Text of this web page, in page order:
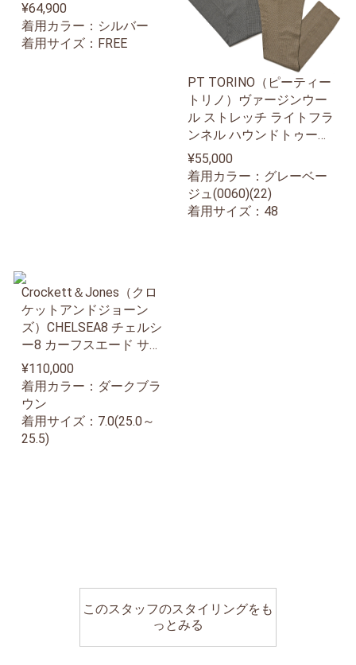
¥64,900
着用カラー：シルバー
着用サイズ：FREE
PT TORINO（ピーティー
トリノ）ヴァージンウー
ル ストレッチ ライトフラ
ンネル ハウンドトゥース
1プリーツ パンツ GENTL
EMAN FIT
¥55,000
着用カラー：グレーベー
ジュ(0060)(22)
着用サイズ：48
Crockett＆Jones（クロ
ケットアンドジョーン
ズ）CHELSEA8 チェルシ
ー8 カーフスエード サイ
ドゴアブーツ
¥110,000
着用カラー：ダークブラ
ウン
着用サイズ：7.0(25.0～
25.5)
このスタッフのスタイリングをも
っとみる